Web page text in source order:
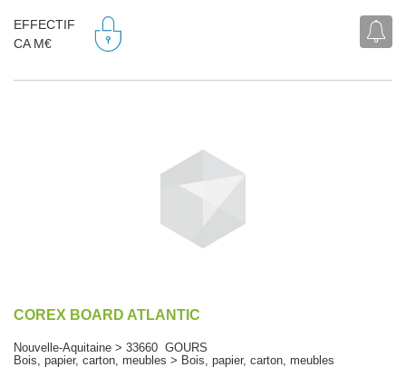
EFFECTIF
CA M€
COREX BOARD ATLANTIC
Nouvelle-Aquitaine > 33660 GOURS
Bois, papier, carton, meubles > Bois, papier, carton, meubles